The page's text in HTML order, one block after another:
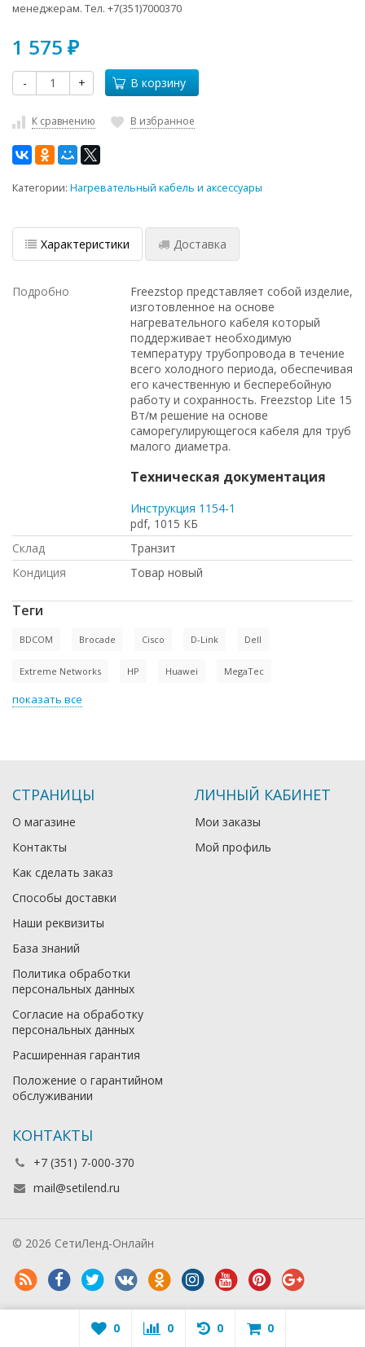
менеджерам. Тел. +7(351)7000370
1 575 ₽
- + В корзину
К сравнению В избранное
Категории: Нагревательный кабель и аксессуары
Характеристики Доставка
Подробно
Freezstop представляет собой изделие,
изготовленное на основе
нагревательного кабеля который
поддерживает необходимую
температуру трубопровода в течение
всего холодного периода, обеспечивая
его качественную и бесперебойную
работу и сохранность. Freezstop Lite 15
Вт/м решение на основе
саморегулирующегося кабеля для труб
малого диаметра.
Техническая документация
Инструкция 1154-1
pdf, 1015 КБ
Склад
Транзит
Кондиция
Товар новый
Теги
BDCOM Brocade Cisco D-Link Dell
Extreme Networks HP Huawei MegaTec
показать все
СТРАНИЦЫ
О магазине
Контакты
Как сделать заказ
Способы доставки
Наши реквизиты
База знаний
Политика обработки
персональных данных
Согласие на обработку
персональных данных
Расширенная гарантия
Положение о гарантийном
обслуживании
ЛИЧНЫЙ КАБИНЕТ
Мои заказы
Мой профиль
КОНТАКТЫ
+7 (351) 7-000-370
mail@setilend.ru
© 2026 СетиЛенд-Онлайн
0 0 0 0